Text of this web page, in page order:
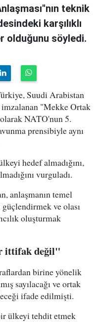
teknik
karşılıklı
olduğunu söyledi.
Suudi Arabistan
imzalanan "Mekke Ortak
NATO'nun 5.
prensibiyle aynı
hedef almadığını,
vurguladı.
anlaşmanın temel
ve olası
oluşturmak
ittifak değil"
birine yönelik
sayılacağı ve ortak
ifade edilmişti.
ülkeyi tehdit etmek